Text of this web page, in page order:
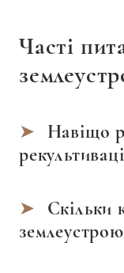
Часті
Навіщо
Скільки